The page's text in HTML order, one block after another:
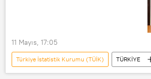
11 Mayıs, 17:05
Türkiye İstatistik Kurumu (TÜİK)
TÜRKİYE
TÜİK
Cumhurbaşkanlığı